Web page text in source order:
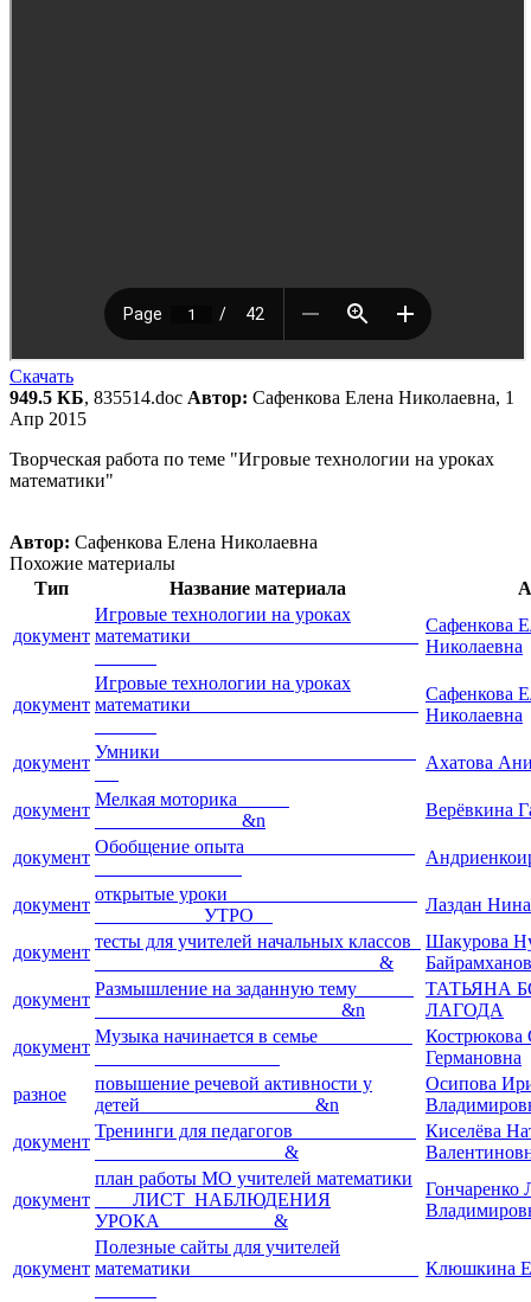
Скачать
949.5 КБ, 835514.doc Автор: Сафенкова Елена Николаевна, 1
Апр 2015
Творческая работа по теме "Игровые технологии на уроках
математики"
Автор: Сафенкова Елена Николаевна
Похожие материалы
Тип
Название материала
документ
Игровые технологии на уроках
математики
Сафенкова
Николаевна
документ
Игровые технологии на уроках
математики
Сафенкова
Николаевна
документ
Умники
Ахатова
документ
Мелкая моторика
&n
Верёвкина
документ
Обобщение опыта
документ
открытые уроки
УТРО
Лаздан
документ
тесты для учителей начальных классов
&
Шакурова
документ
Размышление на заданную тему
&n
ТАТЬЯНА
ЛАГОДА
документ
Музыка начинается в семье
Кострюкова
Германовна
разное
повышение речевой активности у
детей &n
Осипова
документ
Тренинги для педагогов
&
Киселёва
документ
план работы МО учителей математики
ЛИСТ НАБЛЮДЕНИЯ
УРОКА &
Гончаренко
документ
Полезные сайты для учителей
математики
Клюшкина